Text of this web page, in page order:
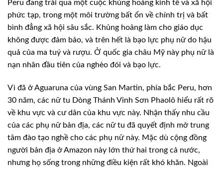
Peru đang trải qua một cuộc khủng hoảng kinh tế và xã hội
phức tạp, trong một môi trường bất ổn về chính trị và bất
bình đẳng xã hội sâu sắc. Khủng hoảng làm cho giáo dục
không được đảm bảo, và trên hết là bạo lực phụ nữ do hậu
quả của ma tuý và rượu. Ở quốc gia châu Mỹ này phụ nữ là
nạn nhân đầu tiên của nghèo đói và bạo lực.
Vì đã ở Aguaruna của vùng San Martin, phía bắc Peru, hơn
30 năm, các nữ tu Dòng Thánh Vinh Sơn Phaolô hiểu rất rõ
về khu vực và cư dân của khu vực này. Nhận thấy nhu cầu
của các phụ nữ bản địa, các nữ tu đã quyết định mở trung
tâm đào tạo nghề cho các phụ nữ này. Mặc dù cộng đồng
người bản địa ở Amazon này lớn thứ hai trong cả nước,
nhưng họ sống trong những điều kiện rất khó khăn. Ngoài